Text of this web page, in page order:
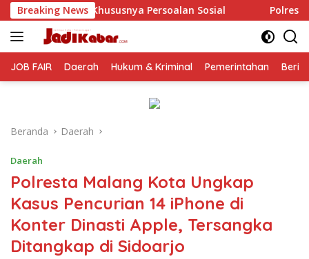
Langsung
ke
konten
Breaking News
Sosial Polresta Malang Kota Gelar Makan
JOB FAIR Daerah Hukum & Kriminal Pemerintahan
Beranda Daerah
Daerah
Polresta Malang Kota Ungkap
Kasus Pencurian 14 iPhone di
Konter Dinasti Apple, Tersangka
Ditangkap di Sidoarjo